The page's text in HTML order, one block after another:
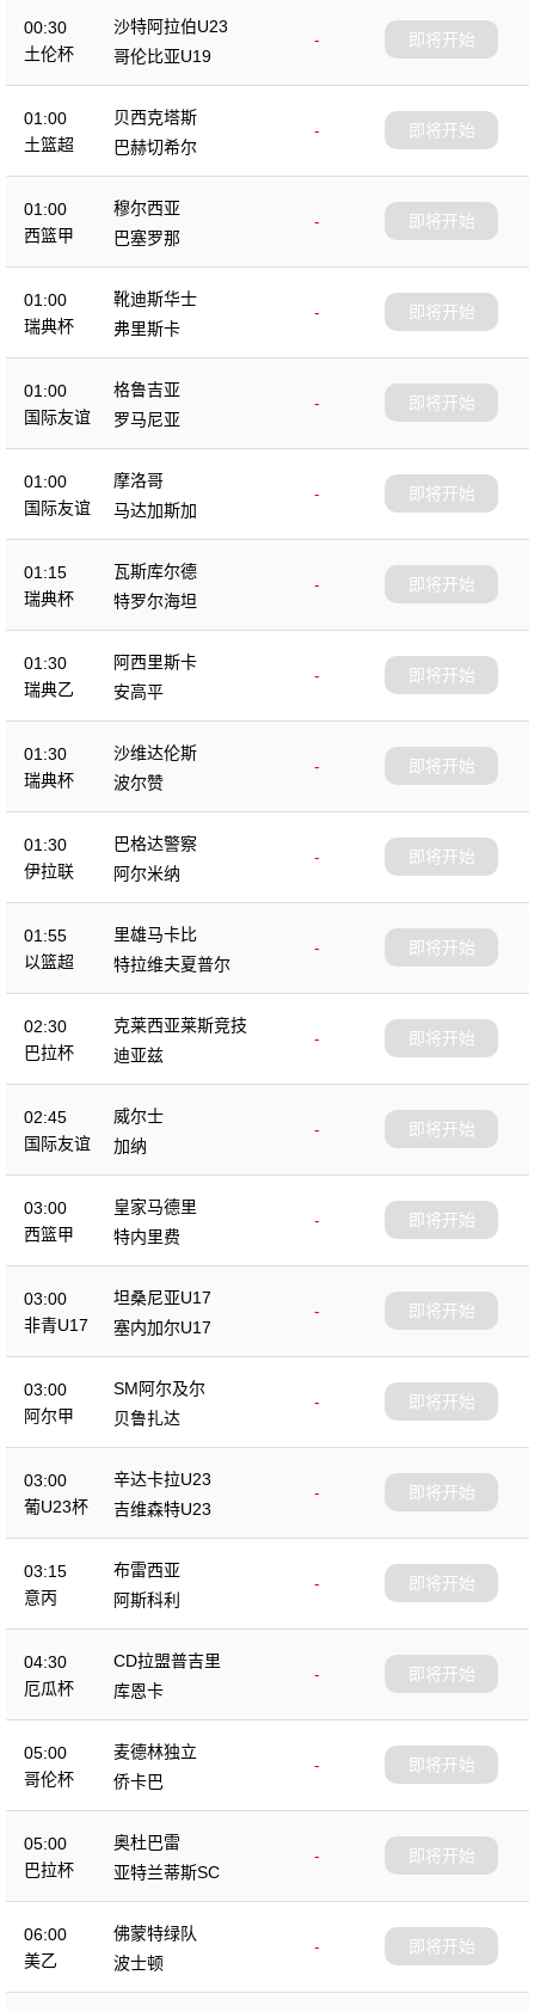
00:30
土伦杯
沙特阿拉伯U23
-
哥伦比亚U19
即将开始
01:00
土篮超
贝西克塔斯
-
巴赫切希尔
即将开始
01:00
西篮甲
穆尔西亚
-
巴塞罗那
即将开始
01:00
瑞典杯
靴迪斯华士
-
弗里斯卡
即将开始
01:00
国际友谊
格鲁吉亚
-
罗马尼亚
即将开始
01:00
国际友谊
摩洛哥
-
马达加斯加
即将开始
01:15
瑞典杯
瓦斯库尔德
-
特罗尔海坦
即将开始
01:30
瑞典乙
阿西里斯卡
-
安高平
即将开始
01:30
瑞典杯
沙维达伦斯
-
波尔赞
即将开始
01:30
伊拉联
巴格达警察
-
阿尔米纳
即将开始
01:55
以篮超
里雄马卡比
-
特拉维夫夏普尔
即将开始
02:30
巴拉杯
克莱西亚莱斯竞技
-
迪亚兹
即将开始
02:45
国际友谊
威尔士
-
加纳
即将开始
03:00
西篮甲
皇家马德里
-
特内里费
即将开始
03:00
非青U17
坦桑尼亚U17
-
塞内加尔U17
即将开始
03:00
阿尔甲
SM阿尔及尔
-
贝鲁扎达
即将开始
03:00
葡U23杯
辛达卡拉U23
-
吉维森特U23
即将开始
03:15
意丙
布雷西亚
-
阿斯科利
即将开始
04:30
厄瓜杯
CD拉盟普吉里
-
库恩卡
即将开始
05:00
哥伦杯
麦德林独立
-
侨卡巴
即将开始
05:00
巴拉杯
奥杜巴雷
-
亚特兰蒂斯SC
即将开始
06:00
美乙
佛蒙特绿队
-
波士顿
即将开始